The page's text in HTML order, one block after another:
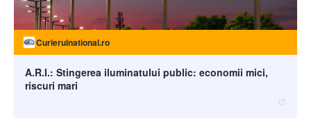
Curierulnational.ro
A.R.I.: Stingerea iluminatului public: economii mici,
riscuri mari